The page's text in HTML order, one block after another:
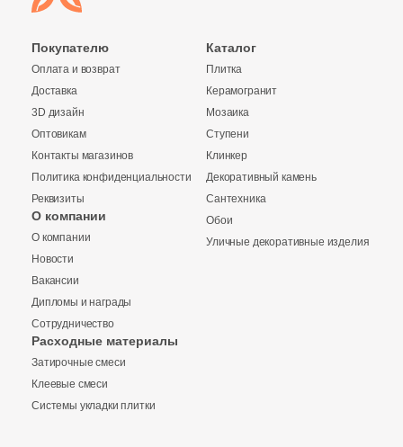
Купить в 1 клик
Заявка на бесплатный 3D дизайн
Запрос аналогов
Обратная связь
Покупателю
Оплата и возврат
Доставка
3D дизайн
Оптовикам
Контакты магазинов
Политика конфиденциальности
Реквизиты
О компании
О компании
Новости
Вакансии
Дипломы и награды
Сотрудничество
Расходные материалы
Затирочные смеси
Клеевые смеси
Системы укладки плитки
Каталог
Плитка
Керамогранит
Мозаика
Ступени
Клинкер
Декоративный камень
Сантехника
Обои
Уличные декоративные изделия